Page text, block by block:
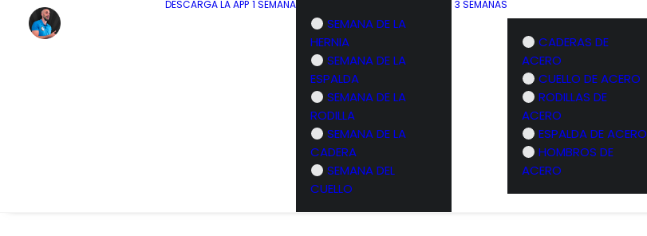
DESCARGA LA APP 1 SEMANA
SEMANA DE LA
HERNIA
SEMANA DE LA
ESPALDA
SEMANA DE LA
RODILLA
SEMANA DE LA
CADERA
SEMANA DEL
CUELLO
3 SEMANAS
CADERAS DE
ACERO
CUELLO DE ACERO
RODILLAS DE
ACERO
ESPALDA DE ACERO
HOMBROS DE
ACERO